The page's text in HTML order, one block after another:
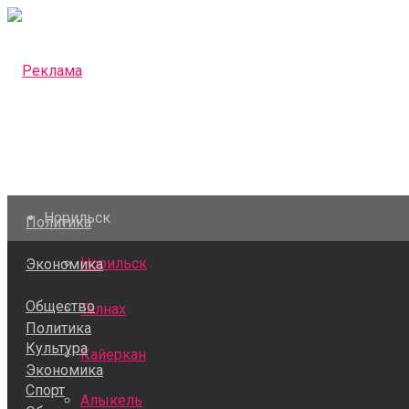
Политика
Экономика
Общество
Культура
Спорт
Норильск
Норильск
Талнах
Кайеркан
Алыкель
Политика
Экономика